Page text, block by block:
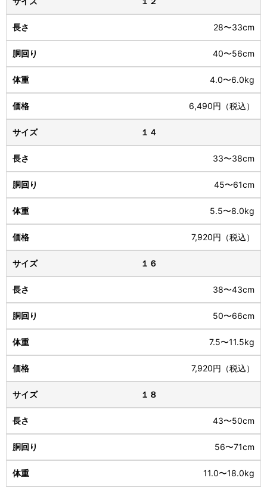
28〜33cm
40〜56cm
4.0〜6.0kg
6,490円（税込）
１４
33〜38cm
45〜61cm
5.5〜8.0kg
7,920円（税込）
１６
38〜43cm
50〜66cm
7.5〜11.5kg
7,920円（税込）
１８
43〜50cm
56〜71cm
11.0〜18.0kg